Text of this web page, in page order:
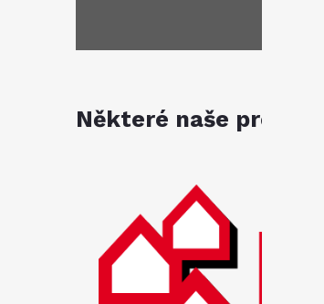
Některé naše